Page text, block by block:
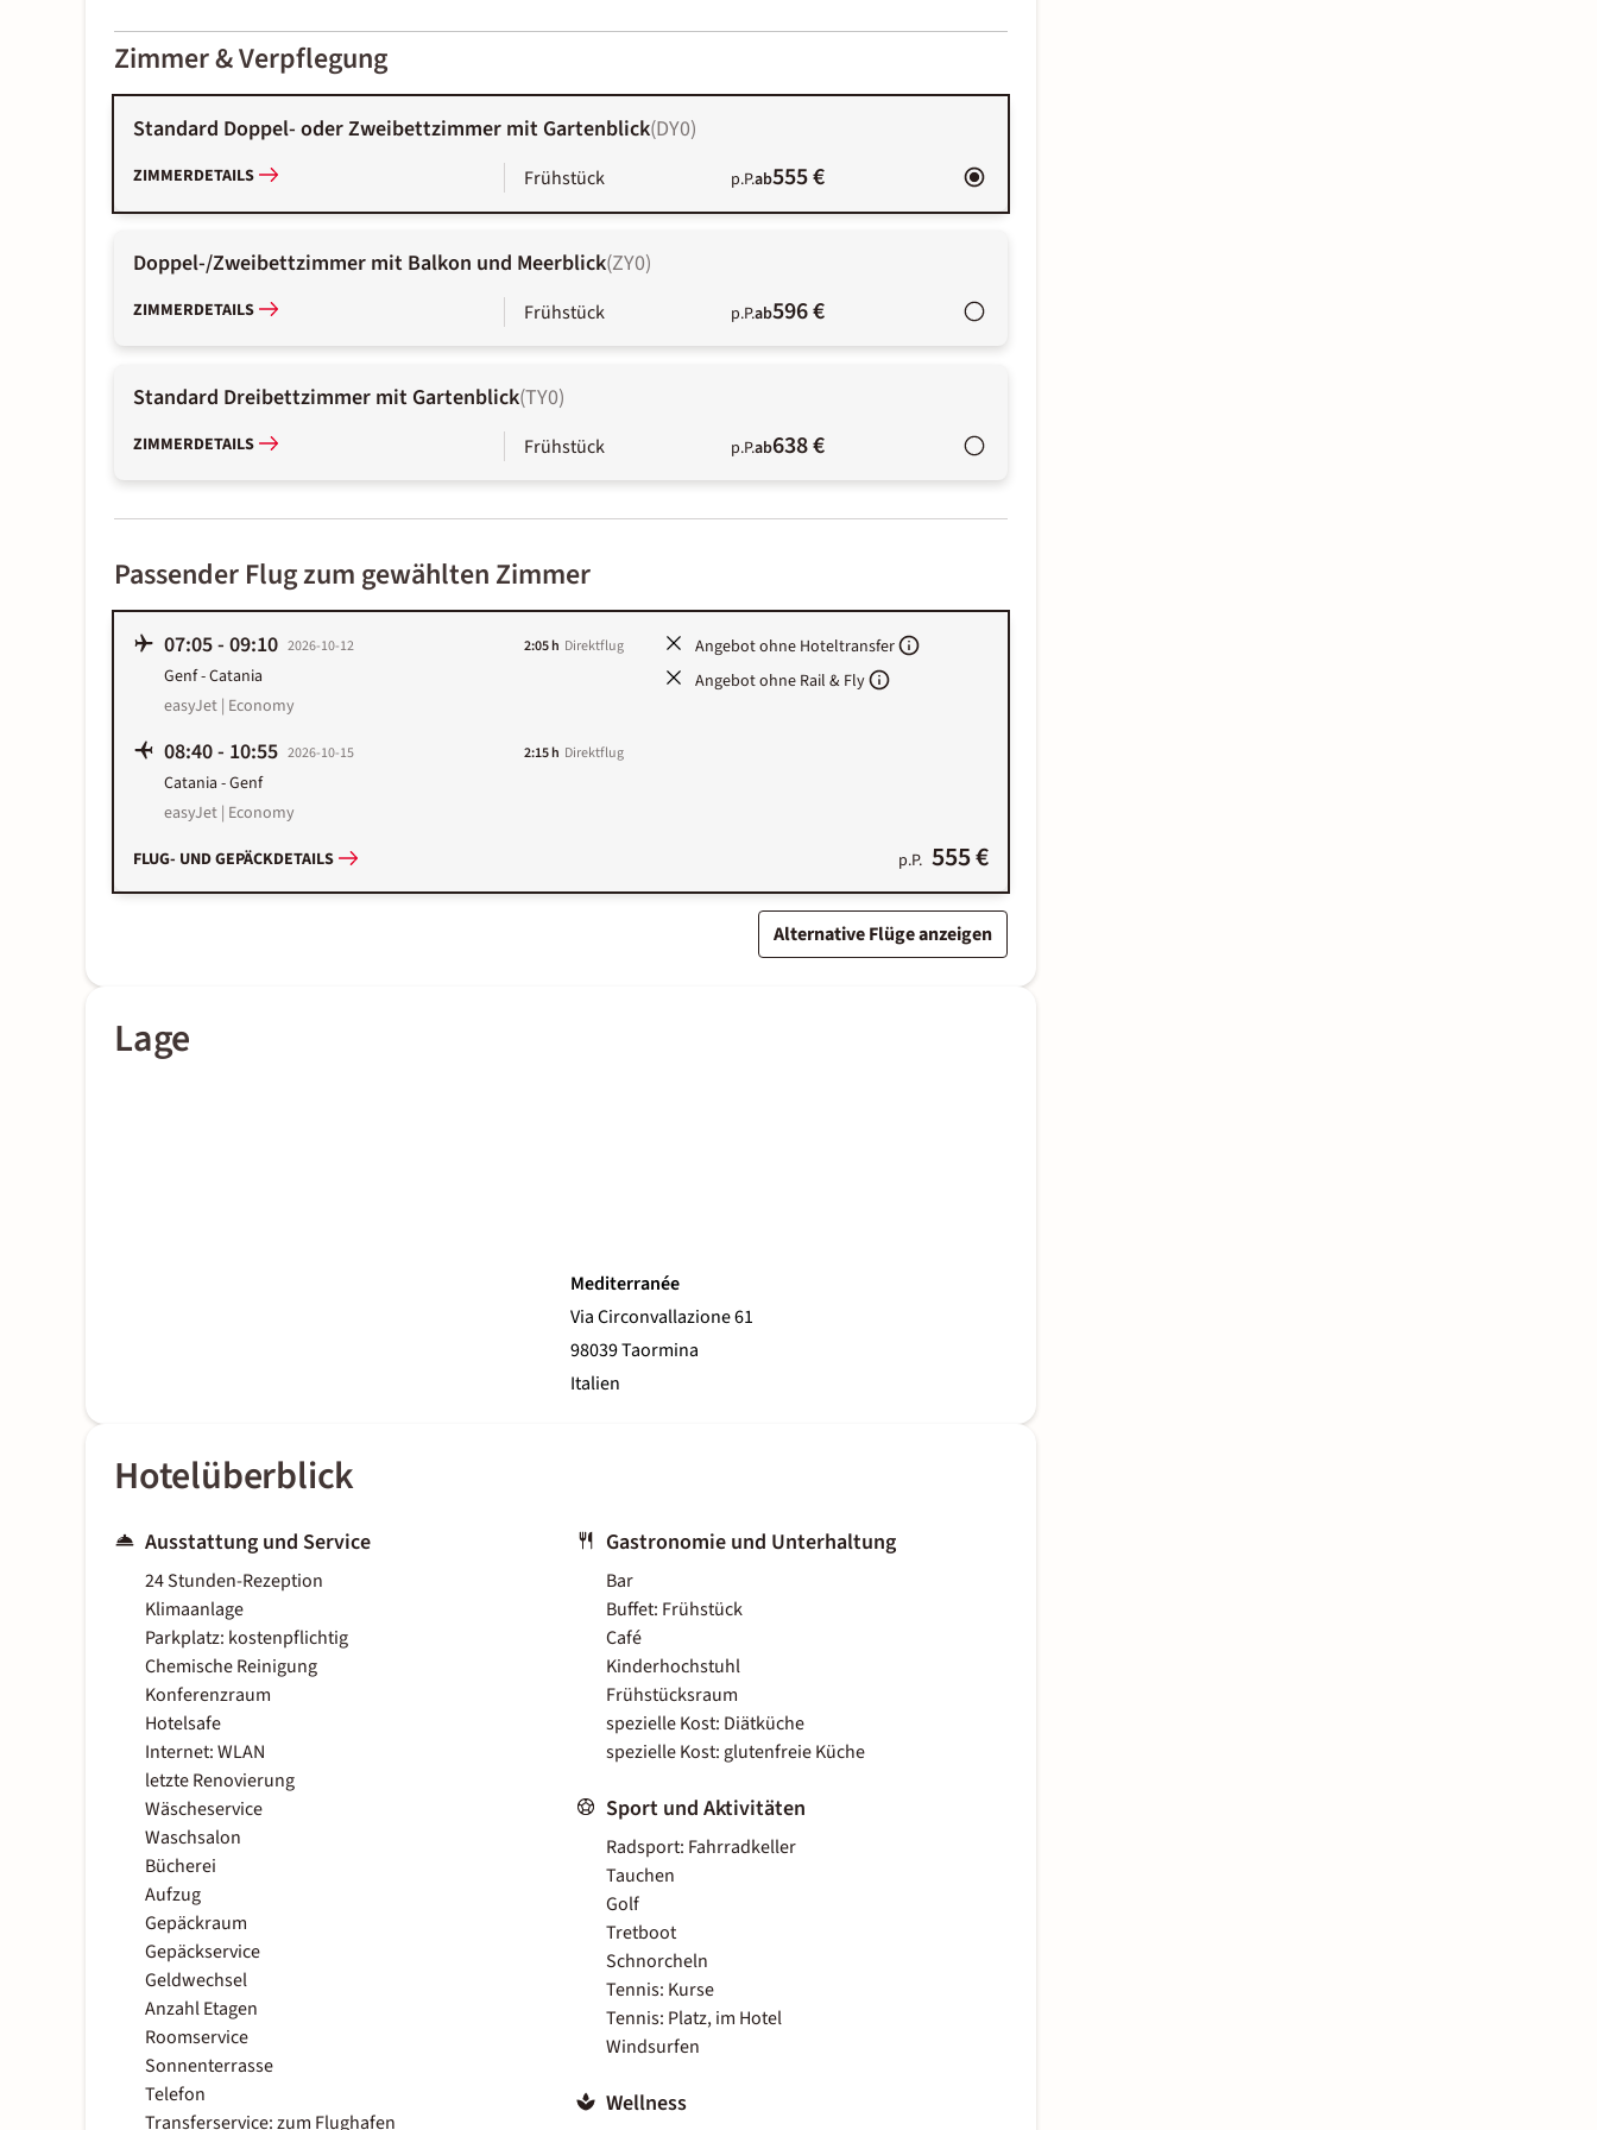
01-02
Zimmer & Verpflegung
Standard Doppel- oder Zweibettzimmer mit Gartenblick(DY0)
ZIMMERDETAILS Frühstück p.P.ab555 €
Doppel-/Zweibettzimmer mit Balkon und Meerblick(ZY0)
ZIMMERDETAILS Frühstück p.P.ab596 €
Standard Dreibettzimmer mit Gartenblick(TY0)
ZIMMERDETAILS Frühstück p.P.ab638 €
Passender Flug zum gewählten Zimmer
07:05- 09:10 2026-10-12 2:05 h Direktflug
Genf-Catania
easyJet | Economy
08:40- 10:55 2026-10-15 2:15 h Direktflug
Catania -Genf
easyJet | Economy
FLUG- UND GEPÄCKDETAILS
Angebot ohne Hoteltransfer
Angebot ohne Rail & Fly
p.P. 555 €
Alternative Flüge anzeigen
Lage
Mediterranée
Via Circonvallazione 61
98039 Taormina
Italien
Hotelüberblick
Ausstattung und Service
24 Stunden-Rezeption
Klimaanlage
Parkplatz: kostenpflichtig
Chemische Reinigung
Konferenzraum
Hotelsafe
Internet: WLAN
letzte Renovierung
Wäscheservice
Waschsalon
Bücherei
Aufzug
Gepäckraum
Gepäckservice
Geldwechsel
Anzahl Etagen
Roomservice
Sonnenterrasse
Telefon
Transferservice: zum Flughafen
Gastronomie und Unterhaltung
Bar
Buffet: Frühstück
Café
Kinderhochstuhl
Frühstücksraum
spezielle Kost: Diätküche
spezielle Kost: glutenfreie Küche
Sport und Aktivitäten
Radsport: Fahrradkeller
Tauchen
Golf
Tretboot
Schnorcheln
Tennis: Kurse
Tennis: Platz, im Hotel
Windsurfen
Wellness